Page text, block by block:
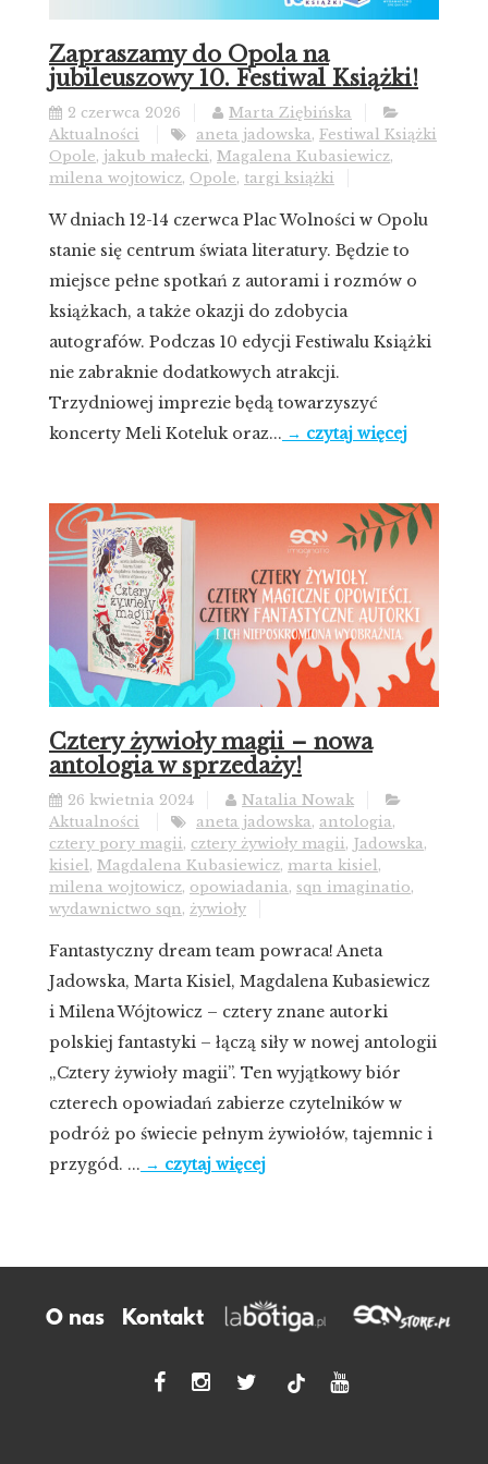
Zapraszamy do Opola na
jubileuszowy 10. Festiwal Książki!
2 czerwca 2026
Marta Ziębińska
Aktualności
aneta jadowska, Festiwal Książki
Opole, jakub małecki, Magalena Kubasiewicz,
milena wojtowicz, Opole, targi książki
W dniach 12-14 czerwca Plac Wolności w Opolu
stanie się centrum świata literatury. Będzie to
miejsce pełne spotkań z autorami i rozmów o
książkach, a także okazji do zdobycia
autografów. Podczas 10 edycji Festiwalu Książki
nie zabraknie dodatkowych atrakcji.
Trzydniowej imprezie będą towarzyszyć
koncerty Meli Koteluk oraz... → czytaj więcej
Cztery żywioły magii – nowa
antologia w sprzedaży!
26 kwietnia 2024
Natalia Nowak
Aktualności
aneta jadowska, antologia,
cztery pory magii, cztery żywioły magii, Jadowska,
kisiel, Magdalena Kubasiewicz, marta kisiel,
milena wojtowicz, opowiadania, sqn imaginatio,
wydawnictwo sqn, żywioły
Fantastyczny dream team powraca! Aneta
Jadowska, Marta Kisiel, Magdalena Kubasiewicz
i Milena Wójtowicz – cztery znane autorki
polskiej fantastyki – łączą siły w nowej antologii
„Cztery żywioły magii”. Ten wyjątkowy biór
czterech opowiadań zabierze czytelników w
podróż po świecie pełnym żywiołów, tajemnic i
przygód. ... → czytaj więcej
O nas Kontakt
tiktok